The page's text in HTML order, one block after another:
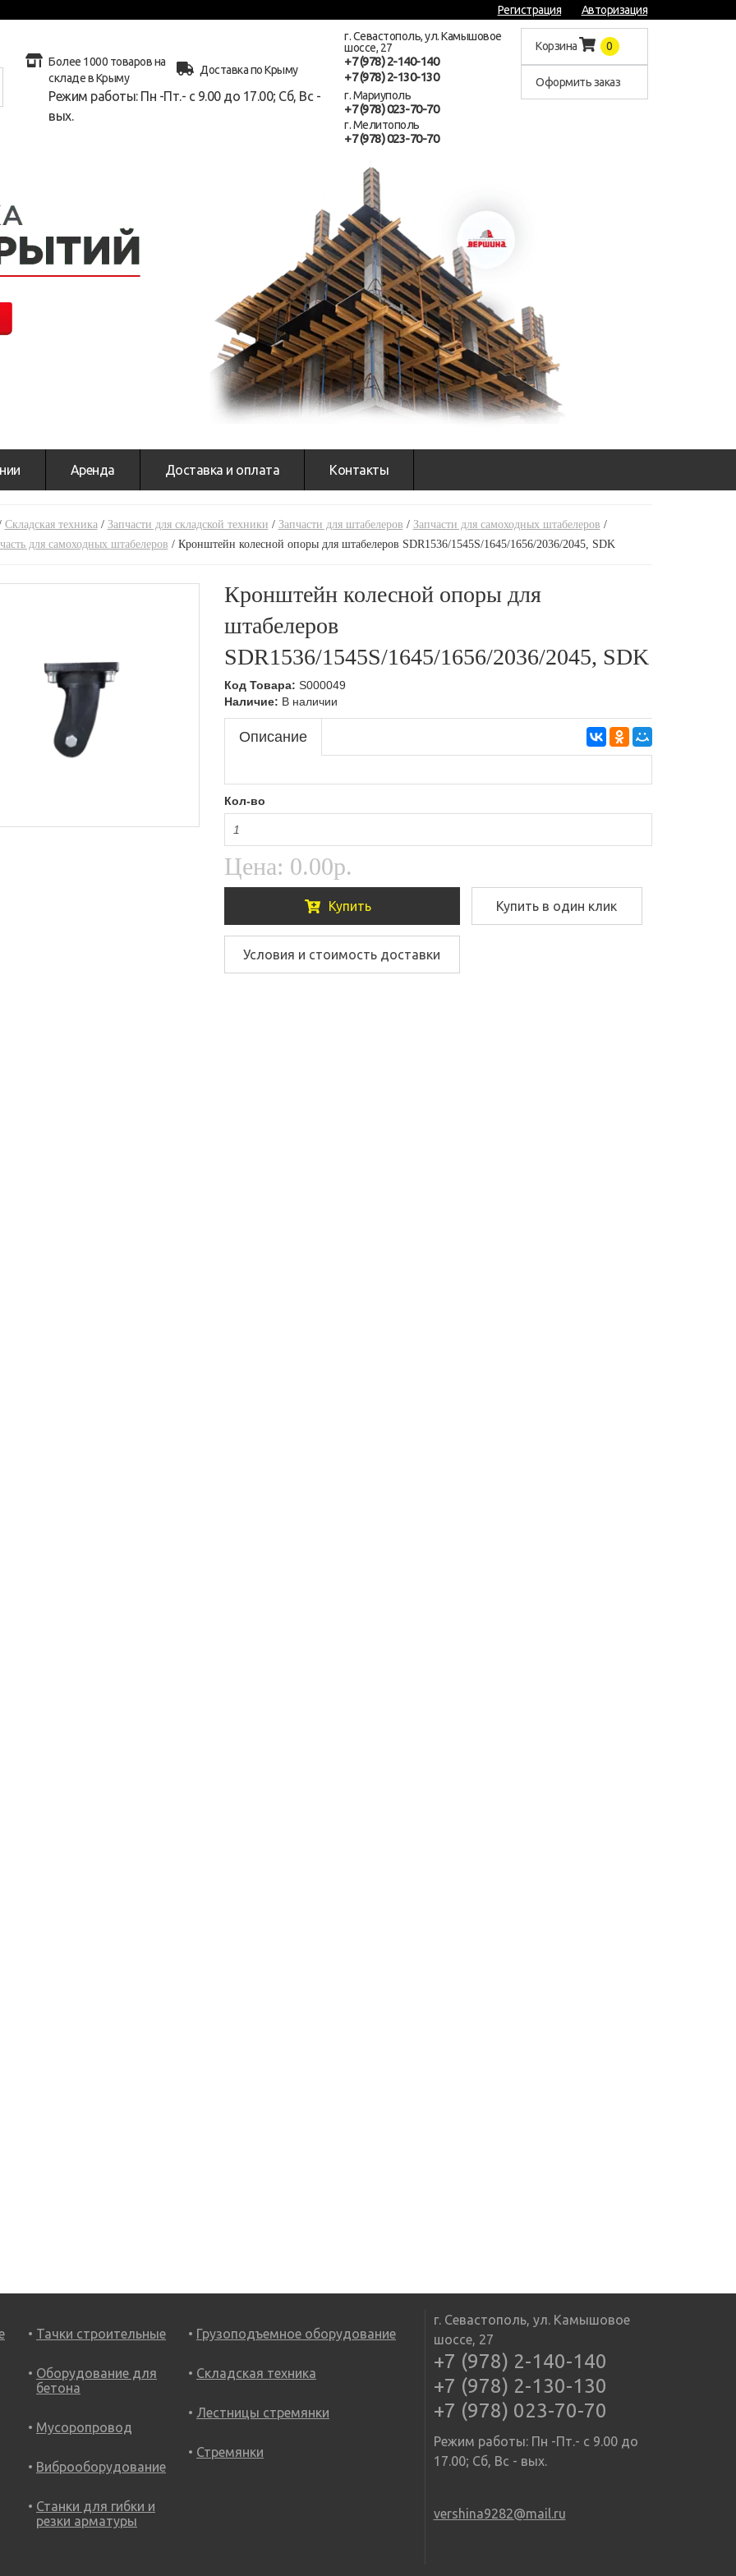
Регистрация Авторизация
Более 1000 товаров на
складе в Крыму
Доставка по Крыму
Режим работы: Пн -Пт.- с 9.00 до 17.00; Сб, Вс -
вых.
г. Севастополь, ул. Камышовое
шоссе, 27
+7 (978) 2-140-140
+7 (978) 2-130-130
г. Мариуполь
+7 (978) 023-70-70
г. Мелитополь
+7 (978) 023-70-70
Корзина 0
Оформить заказ
Аренда Доставка и оплата Контакты
Складская техника/ Запчасти для складской техники / Запчасти для штабелеров / Запчасти для самоходных штабелеров /
для самоходных штабелеров / Кронштейн колесной опоры для штабелеров SDR1536/1545S/1645/1656/2036/2045, SDK
Кронштейн колесной опоры для
штабелеров
SDR1536/1545S/1645/1656/2036/2045, SDK
Код Товара: S000049
Наличие: В наличии
Описание
Кол-во
Цена: 0.00р.
Купить Купить в один клик
Условия и стоимость доставки
Тачки строительные
Оборудование для
бетона
Мусоропровод
Виброоборудование
Станки для гибки и
резки арматуры
Грузоподъемное оборудование
Складская техника
Лестницы стремянки
Стремянки
г. Севастополь, ул. Камышовое
шоссе, 27
+7 (978) 2-140-140
+7 (978) 2-130-130
+7 (978) 023-70-70
Режим работы: Пн -Пт.- с 9.00 до
17.00; Сб, Вс - вых.
vershina9282@mail.ru